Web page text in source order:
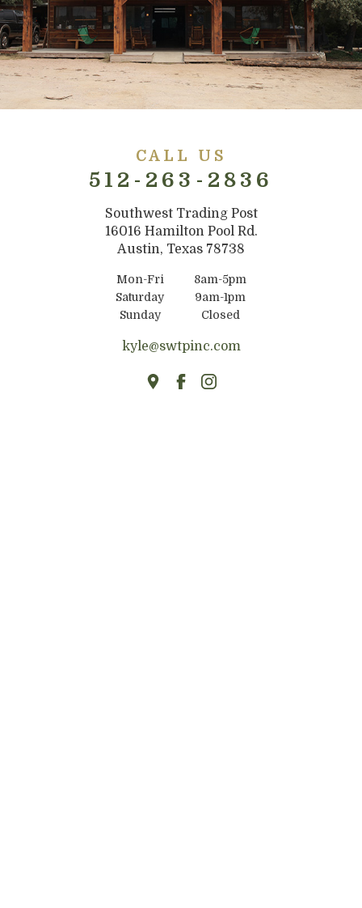
CALL US
512-263-2836
Southwest Trading Post
16016 Hamilton Pool Rd.
Austin, Texas 78738
Mon-Fri
Saturday
Sunday
8am-5pm
9am-1pm
Closed
kyle@swtpinc.com